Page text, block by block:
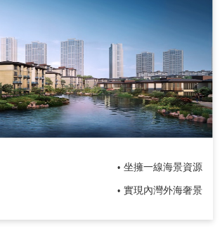
• 坐擁一線海景資源
• 實現內灣外海奢景